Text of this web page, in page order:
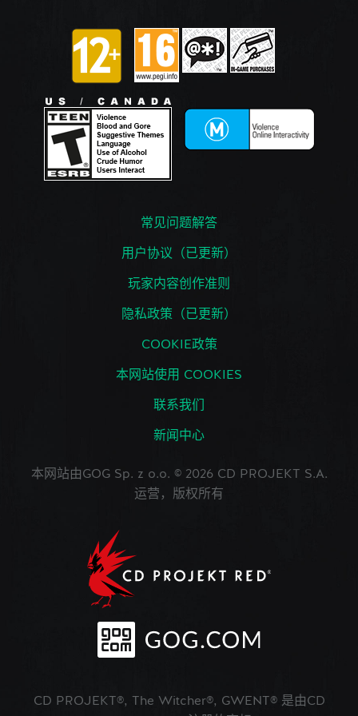
常见问题解答
用户协议（已更新）
玩家内容创作准则
隐私政策（已更新）
COOKIE政策
本网站使用 COOKIES
联系我们
新闻中心
本网站由GOG Sp. z o.o. © 2026 CD PROJEKT S.A.
运营，版权所有
CD PROJEKT®, The Witcher®, GWENT® 是由CD